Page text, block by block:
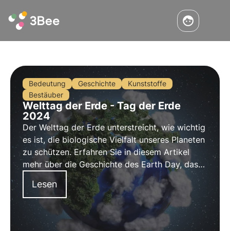
Bedeutung Geschichte
Kunststoffe
Bestäuber
Welttag der Erde - Tag der Erde
2024
Der Welttag der Erde unterstreicht, wie wichtig
es ist, die biologische Vielfalt unseres Planeten
zu schützen. Erfahren Sie in diesem Artikel
mehr über die Geschichte des Earth Day, das
Thema 2024 und das Engagement von 3Bee
für die Überwachung und den Schutz
bestäubender Insekten.
Lesen